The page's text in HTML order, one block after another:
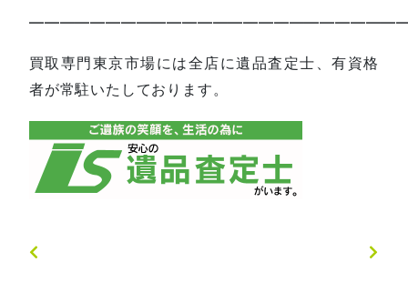
買取専門東京市場には全店に遺品査定士、有資格
者が常駐いたしております。